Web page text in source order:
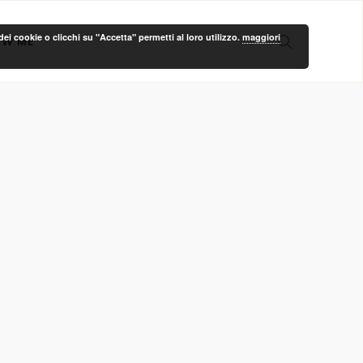
ME
cookie o clicchi su "Accetta" permetti al loro utilizzo. maggiori